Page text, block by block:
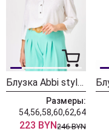
Блузка Abbi style 4074
Размеры:
54,56,58,60,62,64
223 BYN246 BYN